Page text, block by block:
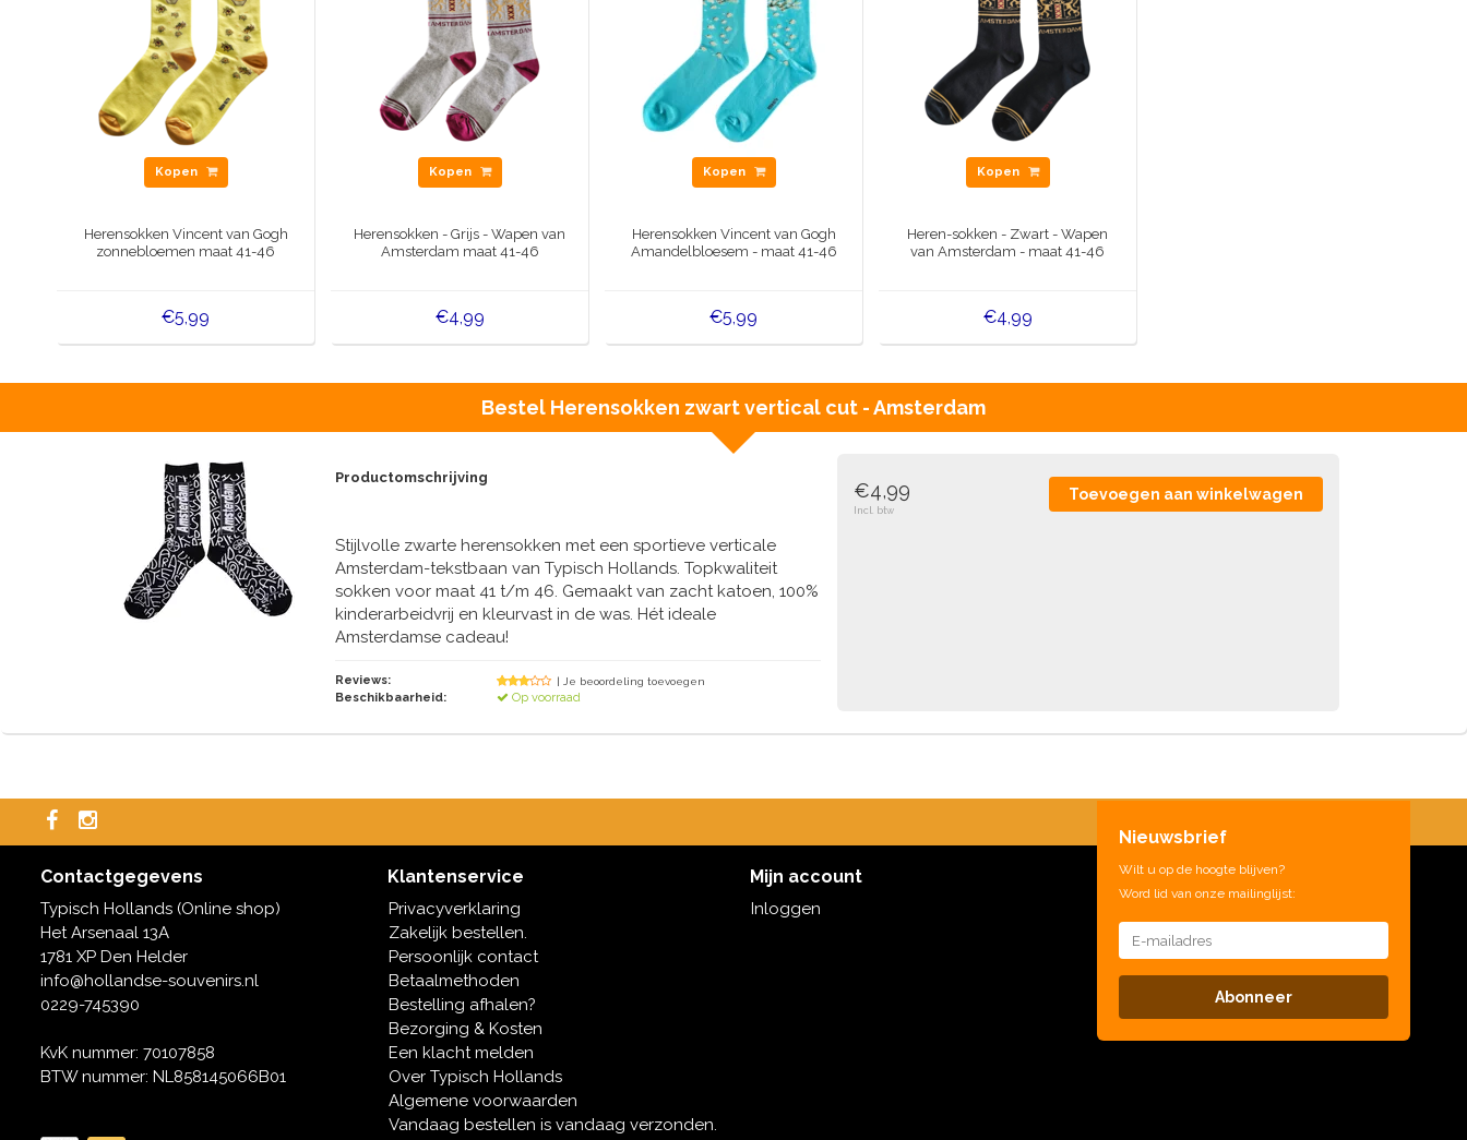
Kopen
Herensokken Vincent van Gogh
zonnebloemen maat 41-46
€5,99
Kopen
Herensokken - Grijs - Wapen van
Amsterdam maat 41-46
€4,99
Kopen
Herensokken Vincent van Gogh
Amandelbloesem - maat 41-46
€5,99
Kopen
Heren-sokken - Zwart - Wapen
van Amsterdam - maat 41-46
€4,99
Bestel Herensokken zwart vertical cut - Amsterdam
Productomschrijving
Stijlvolle zwarte herensokken met een sportieve verticale
Amsterdam-tekstbaan van Typisch Hollands. Topkwaliteit
sokken voor maat 41 t/m 46. Gemaakt van zacht katoen, 100%
kinderarbeidvrij en kleurvast in de was. Hét ideale
Amsterdamse cadeau!
Reviews: | Je beoordeling toevoegen
Beschikbaarheid: Op voorraad
€4,99
Incl. btw
Contactgegevens
Typisch Hollands (Online shop)
Het Arsenaal 13A
1781 XP Den Helder
info@hollandse-souvenirs.nl
0229-745390
KvK nummer: 70107858
BTW nummer: NL858145066B01
Klantenservice
Privacyverklaring
Zakelijk bestellen.
Persoonlijk contact
Betaalmethoden
Bestelling afhalen?
Bezorging & Kosten
Een klacht melden
Over Typisch Hollands
Algemene voorwaarden
Vandaag bestellen is vandaag verzonden.
Mijn account
Inloggen
Nieuwsbrief
Wilt u op de hoogte blijven?
Word lid van onze mailinglijst:
Abonneer